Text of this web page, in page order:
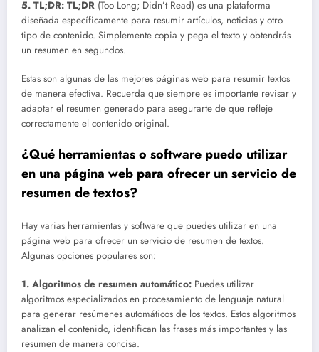
5. TL;DR: TL;DR (Too Long; Didn’t Read) es una plataforma
diseñada específicamente para resumir artículos, noticias y otro
tipo de contenido. Simplemente copia y pega el texto y obtendrás
un resumen en segundos.
Estas son algunas de las mejores páginas web para resumir textos
de manera efectiva. Recuerda que siempre es importante revisar y
adaptar el resumen generado para asegurarte de que refleje
correctamente el contenido original.
¿Qué herramientas o software puedo utilizar
en una página web para ofrecer un servicio de
resumen de textos?
Hay varias herramientas y software que puedes utilizar en una
página web para ofrecer un servicio de resumen de textos.
Algunas opciones populares son:
1. Algoritmos de resumen automático: Puedes utilizar
algoritmos especializados en procesamiento de lenguaje natural
para generar resúmenes automáticos de los textos. Estos algoritmos
analizan el contenido, identifican las frases más importantes y las
resumen de manera concisa.